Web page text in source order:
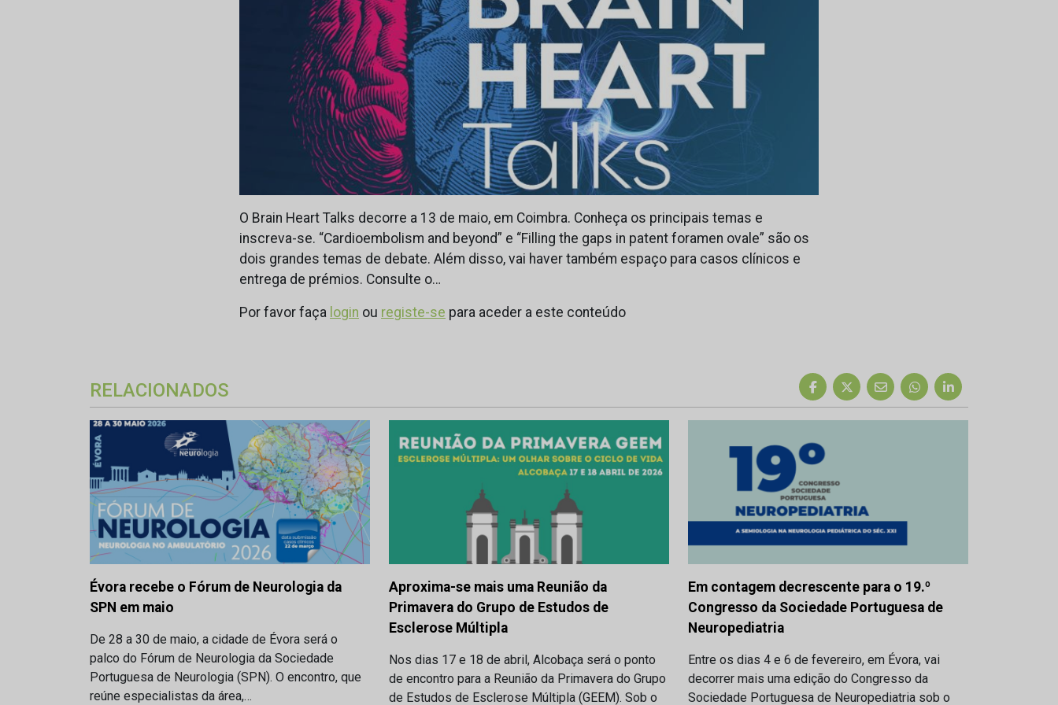
O Brain Heart Talks decorre a 13 de maio, em Coimbra. Conheça os principais temas e
inscreva-se. “Cardioembolism and beyond” e “Filling the gaps in patent foramen ovale” são os
dois grandes temas de debate. Além disso, vai haver também espaço para casos clínicos e
entrega de prémios. Consulte o…
Por favor faça login ou registe-se para aceder a este conteúdo
RELACIONADOS
Évora recebe o Fórum de Neurologia da
SPN em maio
De 28 a 30 de maio, a cidade de Évora será o
palco do Fórum de Neurologia da Sociedade
Portuguesa de Neurologia (SPN). O encontro, que
reúne especialistas da área,…
Aproxima-se mais uma Reunião da
Primavera do Grupo de Estudos de
Esclerose Múltipla
Nos dias 17 e 18 de abril, Alcobaça será o ponto
de encontro para a Reunião da Primavera do Grupo
de Estudos de Esclerose Múltipla (GEEM). Sob o
Em contagem decrescente para o 19.º
Congresso da Sociedade Portuguesa de
Neuropediatria
Entre os dias 4 e 6 de fevereiro, em Évora, vai
decorrer mais uma edição do Congresso da
Sociedade Portuguesa de Neuropediatria sob o